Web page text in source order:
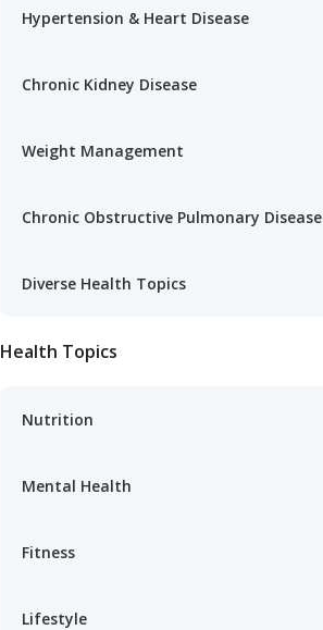
Hypertension & Heart Disease
Chronic Kidney Disease
Weight Management
Chronic Obstructive Pulmonary Disease
Diverse Health Topics
Health Topics
Nutrition
Mental Health
Fitness
Lifestyle